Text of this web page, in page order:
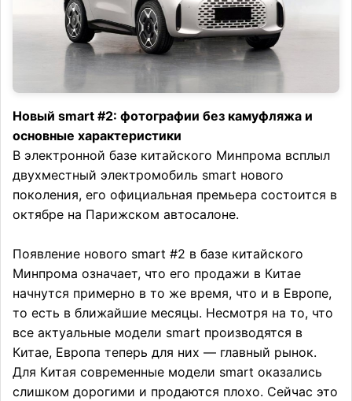
Новый smart #2: фотографии без камуфляжа и
основные характеристики
В электронной базе китайского Минпрома всплыл
двухместный электромобиль smart нового
поколения, его официальная премьера состоится в
октябре на Парижском автосалоне.
Появление нового smart #2 в базе китайского
Минпрома означает, что его продажи в Китае
начнутся примерно в то же время, что и в Европе,
то есть в ближайшие месяцы. Несмотря на то, что
все актуальные модели smart производятся в
Китае, Европа теперь для них — главный рынок.
Для Китая современные модели smart оказались
слишком дорогими и продаются плохо. Сейчас это